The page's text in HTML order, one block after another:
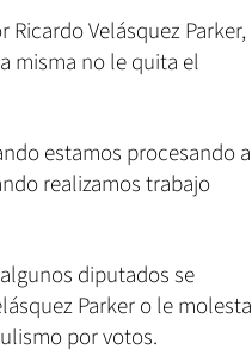
Velásquez Parker,
misma no le quita el
estamos procesando a
realizamos trabajo
diputados se
Parker o le molesta
por votos.